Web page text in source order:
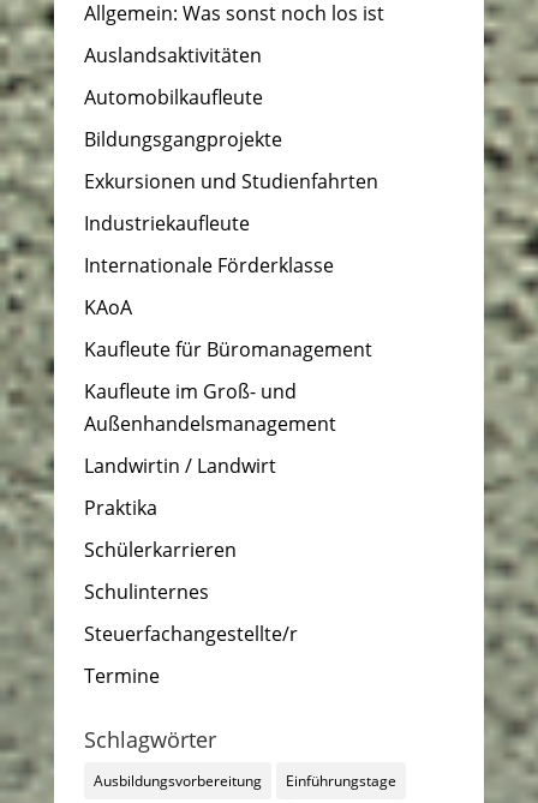
Allgemein: Was sonst noch los ist
Auslandsaktivitäten
Automobilkaufleute
Bildungsgangprojekte
Exkursionen und Studienfahrten
Industriekaufleute
Internationale Förderklasse
KAoA
Kaufleute für Büromanagement
Kaufleute im Groß- und
Außenhandelsmanagement
Landwirtin / Landwirt
Praktika
Schülerkarrieren
Schulinternes
Steuerfachangestellte/r
Termine
Schlagwörter
Ausbildungsvorbereitung Einführungstage